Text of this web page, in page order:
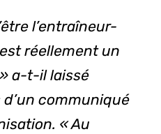
l’entraîneur-
réellement un
a-t-il laissé
communiqué
« Au